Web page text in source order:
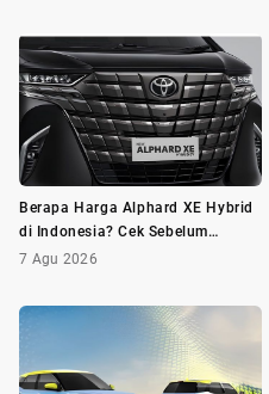
Berapa Harga Alphard XE Hybrid
di Indonesia? Cek Sebelum
Membeli
7 Agu 2026